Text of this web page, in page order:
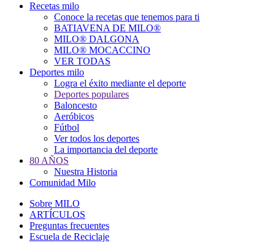
Recetas milo
Conoce la recetas que tenemos para ti
BATIAVENA DE MILO®
MILO® DALGONA
MILO® MOCACCINO
VER TODAS
Deportes milo
Logra el éxito mediante el deporte
Deportes populares
Baloncesto
Aeróbicos
Fútbol
Ver todos los deportes
La importancia del deporte
80 AÑOS
Nuestra Historia
Comunidad Milo
Sobre MILO
ARTÍCULOS
Preguntas frecuentes
Escuela de Reciclaje